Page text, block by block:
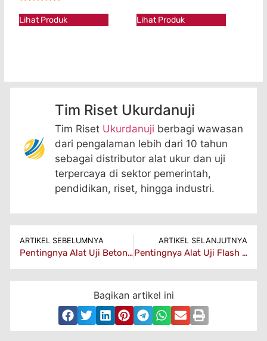
Lihat Produk Lihat Produk
Tim Riset Ukurdanuji
Tim Riset Ukurdanuji berbagi wawasan
dari pengalaman lebih dari 10 tahun
sebagai distributor alat ukur dan uji
terpercaya di sektor pemerintah,
pendidikan, riset, hingga industri.
ARTIKEL SEBELUMNYA
Pentingnya Alat Uji Beton untuk Kualitas Konstruksi yang Optimal
ARTIKEL SELANJUTNYA
Pentingnya Alat Uji Flash Point dalam Keselamatan Industri
Bagikan artikel ini